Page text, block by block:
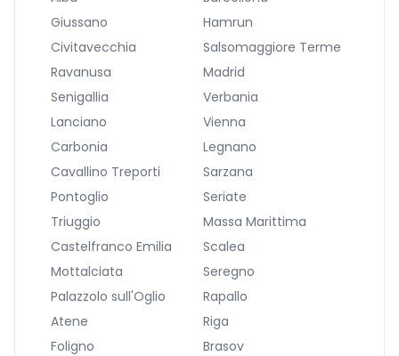
Giussano
Hamrun
Civitavecchia
Salsomaggiore Terme
Ravanusa
Madrid
Senigallia
Verbania
Lanciano
Vienna
Carbonia
Legnano
Cavallino Treporti
Sarzana
Pontoglio
Seriate
Triuggio
Massa Marittima
Castelfranco Emilia
Scalea
Mottalciata
Seregno
Palazzolo sull'Oglio
Rapallo
Atene
Riga
Foligno
Brasov